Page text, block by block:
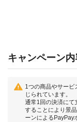
キャンペーン
1つの商品やサービ
じられています。
通常1回の決済にて
することにより景
ーンによるPayPay